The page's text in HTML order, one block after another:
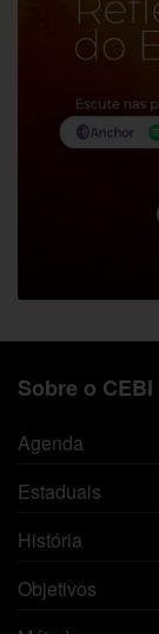
Sobre o CEBI
Agenda
Estaduais
História
Objetivos